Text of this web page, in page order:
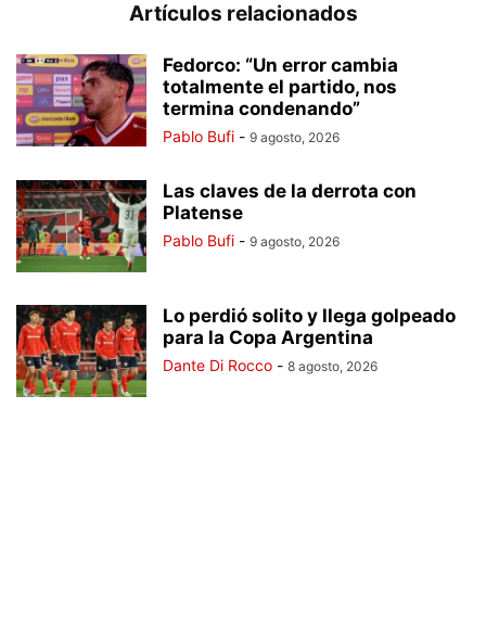
Artículos relacionados
Fedorco: “Un error cambia
totalmente el partido, nos
termina condenando”
Pablo Bufi - 9 agosto, 2026
Las claves de la derrota con
Platense
Pablo Bufi - 9 agosto, 2026
Lo perdió solito y llega golpeado
para la Copa Argentina
Dante Di Rocco - 8 agosto, 2026